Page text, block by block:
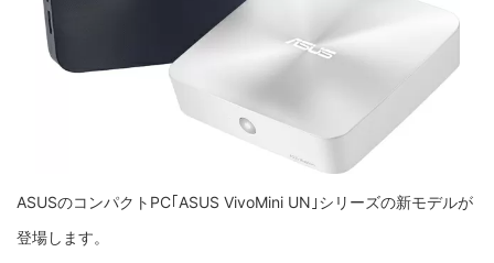
ASUSのコンパクトPC｢ASUS VivoMini UN｣シリーズの新モデルが
登場します。